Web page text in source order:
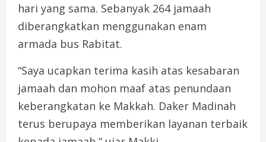
hari yang sama. Sebanyak 264 jamaah
diberangkatkan menggunakan enam
armada bus Rabitat.
“Saya ucapkan terima kasih atas kesabaran
jamaah dan mohon maaf atas penundaan
keberangkatan ke Makkah. Daker Madinah
terus berupaya memberikan layanan terbaik